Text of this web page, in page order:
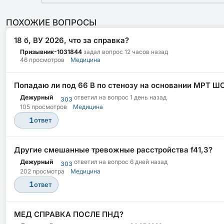
ПОХОЖИЕ ВОПРОСЫ
18 б, ВУ 2026, что за справка?
Призывник-1031844 задал вопрос 12 часов назад
46 просмотров
Медицина
Попадаю ли под 66 В по стенозу на основании МРТ
Дежурный 303 ответил на вопрос 1 день назад
105 просмотров
Медицина
1ответ
Другие смешанные тревожные расстройства f41,3?
Дежурный 303 ответил на вопрос 6 дней назад
202 просмотра
Медицина
1ответ
МЕД СПРАВКА ПОСЛЕ ПНД?